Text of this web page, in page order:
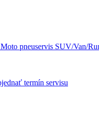
Moto pneuservis SUV/Van/
termín servisu